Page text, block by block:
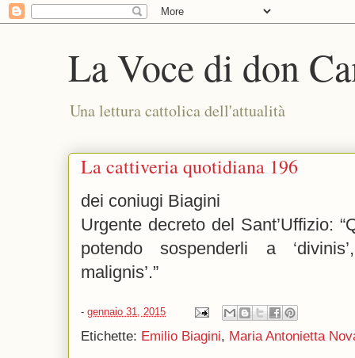
La Voce di don
Una lettura cattolica dell'attualità
La cattiveria quotidiana 196
dei coniugi Biagini
Urgente decreto del Sant’Uffizio:
potendo sospenderli a
malignis’.”
- gennaio 31, 2015
Etichette: Emilio Biagini, Maria Antonietta